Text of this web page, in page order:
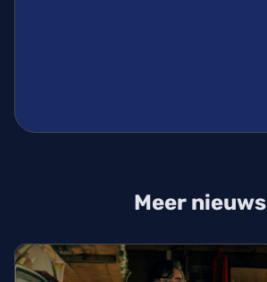
Meer nieuws